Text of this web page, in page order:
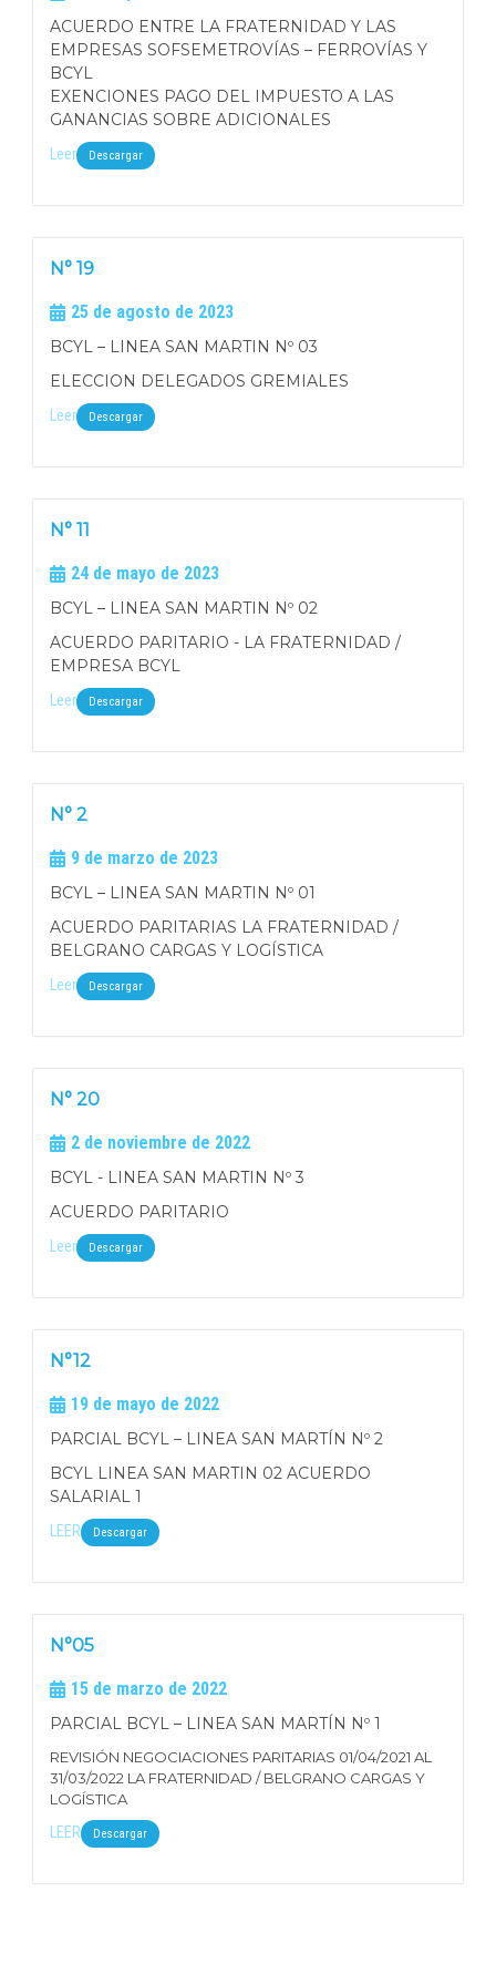
ACUERDO ENTRE LA FRATERNIDAD Y LAS
EMPRESAS SOFSEMETROVÍAS – FERROVÍAS Y
BCYL
EXENCIONES PAGO DEL IMPUESTO A LAS
GANANCIAS SOBRE ADICIONALES
Leer Descargar
N° 19
25 de agosto de 2023
BCYL – LINEA SAN MARTIN Nº 03
ELECCION DELEGADOS GREMIALES
Leer Descargar
N° 11
24 de mayo de 2023
BCYL – LINEA SAN MARTIN Nº 02
ACUERDO PARITARIO - LA FRATERNIDAD /
EMPRESA BCYL
Leer Descargar
N° 2
9 de marzo de 2023
BCYL – LINEA SAN MARTIN Nº 01
ACUERDO PARITARIAS LA FRATERNIDAD /
BELGRANO CARGAS Y LOGÍSTICA
Leer Descargar
N° 20
2 de noviembre de 2022
BCYL - LINEA SAN MARTIN Nº 3
ACUERDO PARITARIO
Leer Descargar
N°12
19 de mayo de 2022
PARCIAL BCYL – LINEA SAN MARTÍN Nº 2
BCYL LINEA SAN MARTIN 02 ACUERDO
SALARIAL 1
LEER Descargar
N°05
15 de marzo de 2022
PARCIAL BCYL – LINEA SAN MARTÍN Nº 1
REVISIÓN NEGOCIACIONES PARITARIAS 01/04/2021 AL
31/03/2022 LA FRATERNIDAD / BELGRANO CARGAS Y
LOGÍSTICA
LEER
Descargar